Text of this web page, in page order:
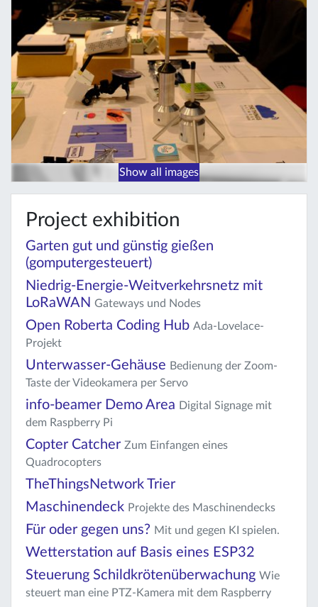
Show all images
Project exhibition
Garten gut und günstig gießen
(gomputergesteuert)
Niedrig-Energie-Weitverkehrsnetz mit
LoRaWAN Gateways und Nodes
Open Roberta Coding Hub Ada-Lovelace-
Projekt
Unterwasser-Gehäuse Bedienung der Zoom-
Taste der Videokamera per Servo
info-beamer Demo Area Digital Signage mit
dem Raspberry Pi
Copter Catcher Zum Einfangen eines
Quadrocopters
TheThingsNetwork Trier
Maschinendeck Projekte des Maschinendecks
Für oder gegen uns? Mit und gegen KI spielen.
Wetterstation auf Basis eines ESP32
Steuerung Schildkrötenüberwachung Wie
steuert man eine PTZ-Kamera mit dem Raspberry